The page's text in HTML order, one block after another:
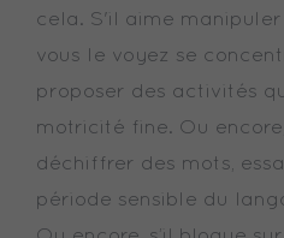
cela. S'il aime
vous le voyez se
proposer des activités
motricité fine. Ou encore,
déchiffrer des mots,
période sensible du